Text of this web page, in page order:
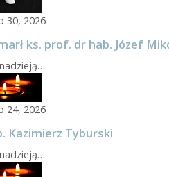
30, 2026
ks. prof. dr hab. Józef
24, 2026
Kazimierz Tyburski